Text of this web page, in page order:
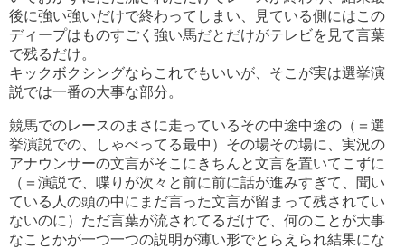
後に強い強いだけで終わってしまい、見ている側にはこの
ディープはものすごく強い馬だとだけがテレビを見て言葉
で残るだけ。
キックボクシングならこれでもいいが、そこが実は選挙演
説では一番の大事な部分。
競馬でのレースのまさに走っているその中途中途の（＝選
挙演説での、しゃべってる最中）その場その場に、実況の
アナウンサーの文言がそこにきちんと文言を置いてこずに
（＝演説で、喋りが次々と前に前に話が進みすぎて、聞い
ている人の頭の中にまだ言った文言が留まって残されてい
ないのに）ただ言葉が流されてるだけで、何のことが大事
なことかが一つ一つの説明が薄い形でとらえられ結果にな